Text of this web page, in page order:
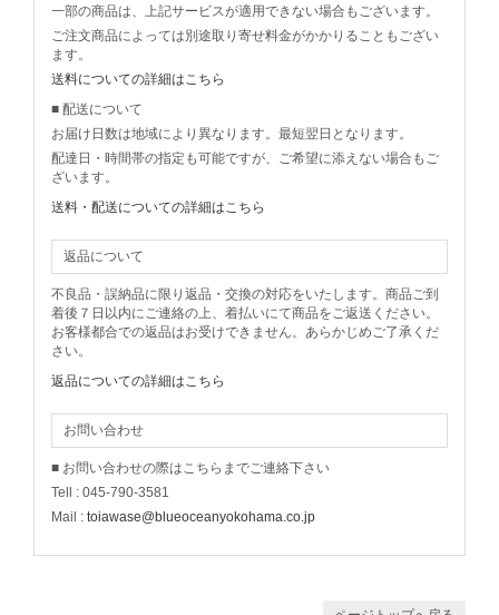
一部の商品は、上記サービスが適用できない場合もございます。
ご注文商品によっては別途取り寄せ料金がかかりることもござい
ます。
送料についての詳細はこちら
■ 配送について
お届け日数は地域により異なります。最短翌日となります。
配達日・時間帯の指定も可能ですが、ご希望に添えない場合もご
ざいます。
送料・配送についての詳細はこちら
返品について
不良品・誤納品に限り返品・交換の対応をいたします。商品ご到
着後７日以内にご連絡の上、着払いにて商品をご返送ください。
お客様都合での返品はお受けできません。あらかじめご了承くだ
さい。
返品についての詳細はこちら
お問い合わせ
■ お問い合わせの際はこちらまでご連絡下さい
Tell : 045-790-3581
Mail : toiawase@blueoceanyokohama.co.jp